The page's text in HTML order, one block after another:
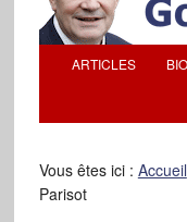
ARTICLES
Vous êtes ici : Accueil
Parisot